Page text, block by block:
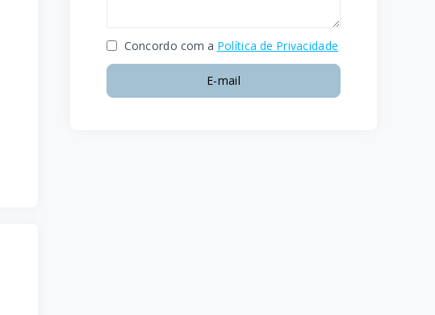
Concordo com a Política de Privacidade
E-mail